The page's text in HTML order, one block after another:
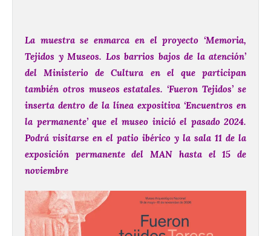
La muestra se enmarca en el proyecto ‘Memoria,
Tejidos y Museos. Los barrios bajos de la atención’
del Ministerio de Cultura en el que participan
también otros museos estatales.‘Fueron Tejidos’ se
inserta dentro de la línea expositiva ‘Encuentros en
la permanente’ que el museo inició el pasado 2024.
Podrá visitarse en el patio ibérico y la sala 11 de la
exposición permanente del MAN hasta el 15 de
noviembre